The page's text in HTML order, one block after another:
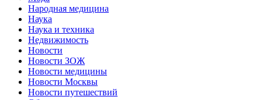
Народная медицина
Наука
Наука и техника
Недвижимость
Новости
Новости ЗОЖ
Новости медицины
Новости Москвы
Новости путешествий